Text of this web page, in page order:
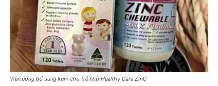
Viên uống bổ sung kẽm cho trẻ nhỏ Healthy Care ZinC